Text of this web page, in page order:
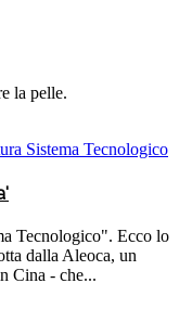
la pelle.
Tecnologico". Ecco lo
dalla Aleoca, un
Cina - che...